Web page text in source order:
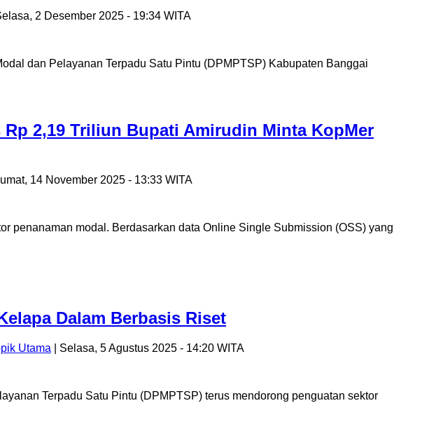
2 Desember 2025 - 19:34 WITA
dan Pelayanan Terpadu Satu Pintu (DPMPTSP) Kabupaten Banggai
2,19 Triliun Bupati Amirudin Minta KopMer
14 November 2025 - 13:33 WITA
penanaman modal. Berdasarkan data Online Single Submission (OSS) yang
Dalam Berbasis Riset
Utama | Selasa, 5 Agustus 2025 - 14:20 WITA
Terpadu Satu Pintu (DPMPTSP) terus mendorong penguatan sektor